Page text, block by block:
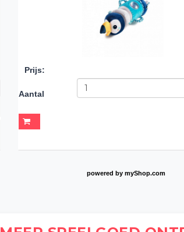
Prijs:
Aantal
powered by myShop.com